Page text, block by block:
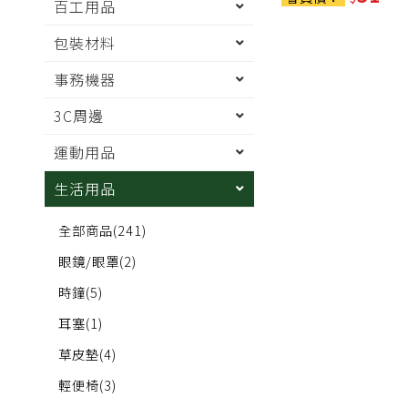
百工用品
包裝材料
事務機器
3C周邊
運動用品
生活用品
全部商品(241)
眼鏡/眼罩(2)
時鐘(5)
耳塞(1)
草皮墊(4)
輕便椅(3)